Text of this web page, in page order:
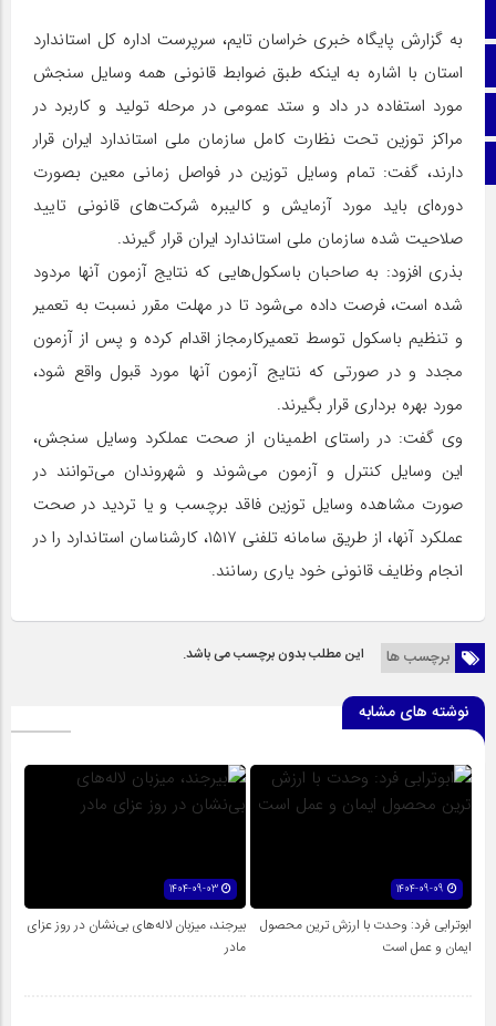
اینستاگرام
اطلاعات سایت
به گزارش پایگاه خبری خراسان تایم، سرپرست اداره کل استاندارد
استان با اشاره به اینکه طبق ضوابط قانونی همه وسایل سنجش
مورد استفاده در داد و ستد عمومی در مرحله تولید و کاربرد در
مراکز توزین تحت نظارت کامل سازمان ملی استاندارد ایران قرار
دارند، گفت: تمام وسایل توزین در فواصل زمانی معین بصورت
دوره‌ای باید مورد آزمایش و کالیبره شرکت‌های قانونی تایید
صلاحیت شده سازمان ملی استاندارد ایران قرار گیرند.
بذری افزود: به صاحبان باسکول‌هایی که نتایج آزمون آنها مردود
شده است، فرصت داده می‌شود تا در مهلت مقرر نسبت به تعمیر
و تنظیم باسکول توسط تعمیرکارمجاز اقدام کرده و پس از آزمون
مجدد و در صورتی که نتایج آزمون آنها مورد قبول واقع شود،
مورد بهره برداری قرار بگیرند.
وی گفت: در راستای اطمینان از صحت عملکرد وسایل سنجش،
این وسایل کنترل و آزمون می‌شوند و شهروندان می‌توانند در
صورت مشاهده وسایل توزین فاقد برچسب و یا تردید در صحت
عملکرد آنها، از طریق سامانه تلفنی ۱۵۱۷، کارشناسان استاندارد را در
انجام وظایف قانونی خود یاری رسانند.
برچسب ها این مطلب بدون برچسب می باشد.
نوشته های مشابه
ابوترابی فرد: وحدت با ارزش ترین محصول
ایمان و عمل است
بیرجند، میزبان لاله‌های بی‌نشان در روز عزای
مادر